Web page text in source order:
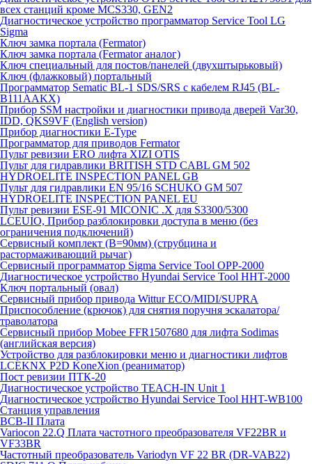
всех станций кроме MCS330, GEN2
Диагностическое устройство программатор Service Tool LG
Sigma
Ключ замка портала (Fermator)
Ключ замка портала (Fermator аналог)
Ключ специальный для постов/панелей (двухштырьковый)
Ключ (флажковый) портальный
Программатор Sematic BL-1 SDS/SRS с кабелем RJ45 (BL-
B111AAKX)
Прибор SSM настройки и диагностики привода дверей Var30,
IDD, QKS9VF (English version)
Прибор диагностики E-Type
Программатор для приводов Fermator
Пульт ревизии ERO лифта XIZI OTIS
Пульт для гидравлики BRITISH STD CABL GM 502
HYDROELITE INSPECTION PANEL GB
Пульт для гидравлики EN 95/16 SCHUKO GM 507
HYDROELITE INSPECTION PANEL EU
Пульт ревизии ESE-91 MICONIC .X для S3300/5300
LCEUIO, Прибор разблокировки доступа в меню (без
ограничения подключений)
Сервисный комплект (В=90мм) (струбцина и
растормаживающий рычаг)
Сервисный программатор Sigma Service Tool OPP-2000
Диагностическое устройство Hyundai Service Tool HHT-2000
Ключ портальный (овал)
Сервисный прибор привода Wittur ECO/MIDI/SUPRA
Приспособление (крючок) для снятия поручня эскалатора/
траволатора
Сервисный прибор Mobee FFR1507680 для лифта Sodimas
(английская версия)
Устройство для разблокировки меню и диагностики лифтов
LCEKNX P2D KoneXion (реаниматор)
Пост ревизии ПТК-20
Диагностическое устройство TEACH-IN Unit 1
Диагностическое устройство Hyundai Service Tool HHT-WB100
Станция управления
BCB-II Плата
Variocon 22.Q Плата частотного преобразователя VF22BR и
VF33BR
Частотный преобразователь Variodyn VF 22 BR (DR-VAB22)